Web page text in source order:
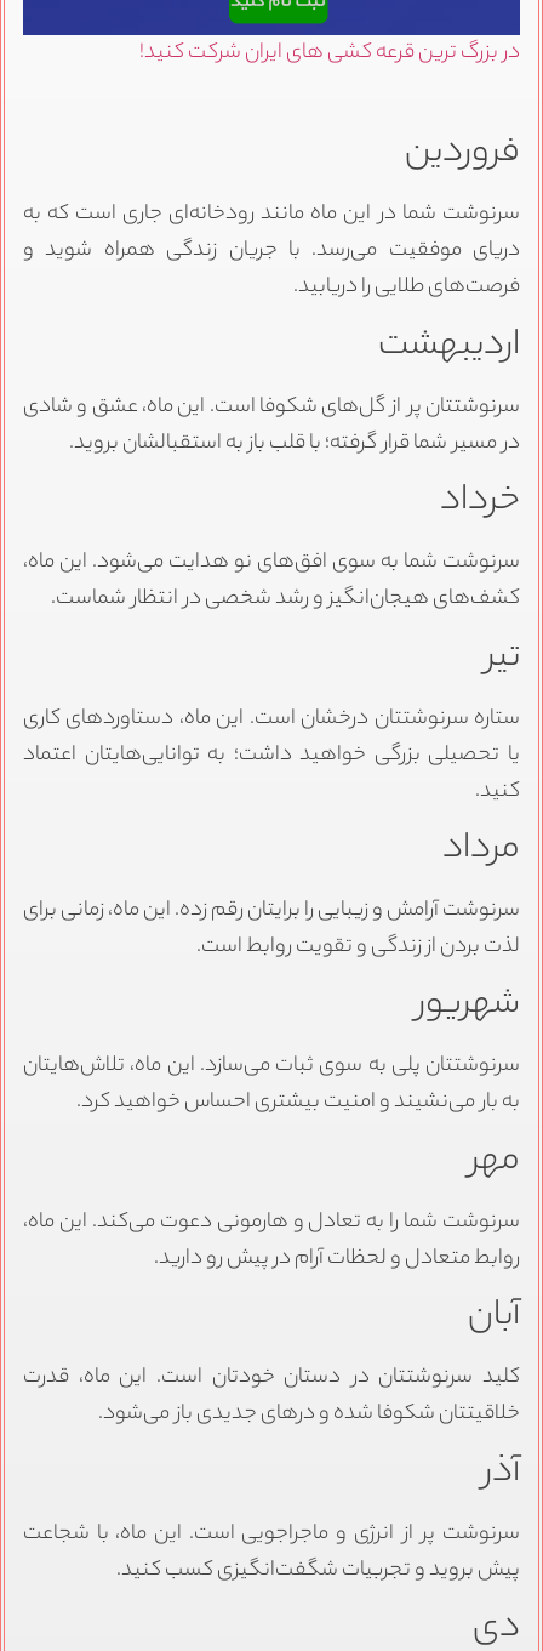
در بزرگ ترین قرعه کشی های ایران شرکت کنید!
فروردین
سرنوشت شما در این ماه مانند رودخانه‌ای جاری است که به
دریای موفقیت می‌رسد. با جریان زندگی همراه شوید و
فرصت‌های طلایی را دریابید.
اردیبهشت
سرنوشتتان پر از گل‌های شکوفا است. این ماه، عشق و شادی
در مسیر شما قرار گرفته؛ با قلب باز به استقبالشان بروید.
خرداد
سرنوشت شما به سوی افق‌های نو هدایت می‌شود. این ماه،
کشف‌های هیجان‌انگیز و رشد شخصی در انتظار شماست.
تیر
ستاره سرنوشتتان درخشان است. این ماه، دستاوردهای کاری
یا تحصیلی بزرگی خواهید داشت؛ به توانایی‌هایتان اعتماد
کنید.
مرداد
سرنوشت آرامش و زیبایی را برایتان رقم زده. این ماه، زمانی برای
لذت بردن از زندگی و تقویت روابط است.
شهریور
سرنوشتتان پلی به سوی ثبات می‌سازد. این ماه، تلاش‌هایتان
به بار می‌نشیند و امنیت بیشتری احساس خواهید کرد.
مهر
سرنوشت شما را به تعادل و هارمونی دعوت می‌کند. این ماه،
روابط متعادل و لحظات آرام در پیش رو دارید.
آبان
کلید سرنوشتتان در دستان خودتان است. این ماه، قدرت
خلاقیتتان شکوفا شده و درهای جدیدی باز می‌شود.
آذر
سرنوشت پر از انرژی و ماجراجویی است. این ماه، با شجاعت
پیش بروید و تجربیات شگفت‌انگیزی کسب کنید.
دی